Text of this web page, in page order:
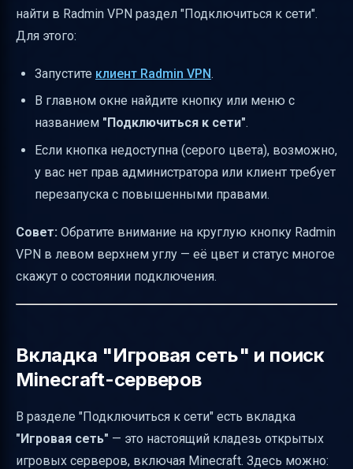
Что означает красная круглая кнопка
Radmin VPN и статусы окна клиента
производительности
Как проверить, что сервер Minecraft онлайн
и доступен через VPN
Сетевые проблемы NAT, UPnP и порты
Логи и данные для техподдержки
Вопросы для сообщества, чтобы получить
помощь
Таблица статусов Radmin VPN и действия
Полезные ссылки
найти в Radmin VPN раздел "Подключиться к сети".
Для этого:
Запустите клиент Radmin VPN.
В главном окне найдите кнопку или меню с
названием "Подключиться к сети".
Если кнопка недоступна (серого цвета), возможно,
у вас нет прав администратора или клиент требует
перезапуска с повышенными правами.
Совет: Обратите внимание на круглую кнопку Radmin
VPN в левом верхнем углу — её цвет и статус многое
скажут о состоянии подключения.
Вкладка "Игровая сеть" и поиск
Minecraft-серверов
В разделе "Подключиться к сети" есть вкладка
"Игровая сеть" — это настоящий кладезь открытых
игровых серверов, включая Minecraft. Здесь можно: